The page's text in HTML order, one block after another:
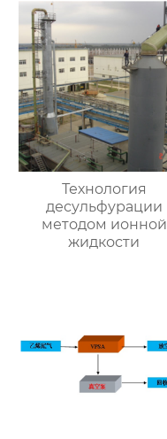
Технология
десульфурации
методом ионной
жидкости